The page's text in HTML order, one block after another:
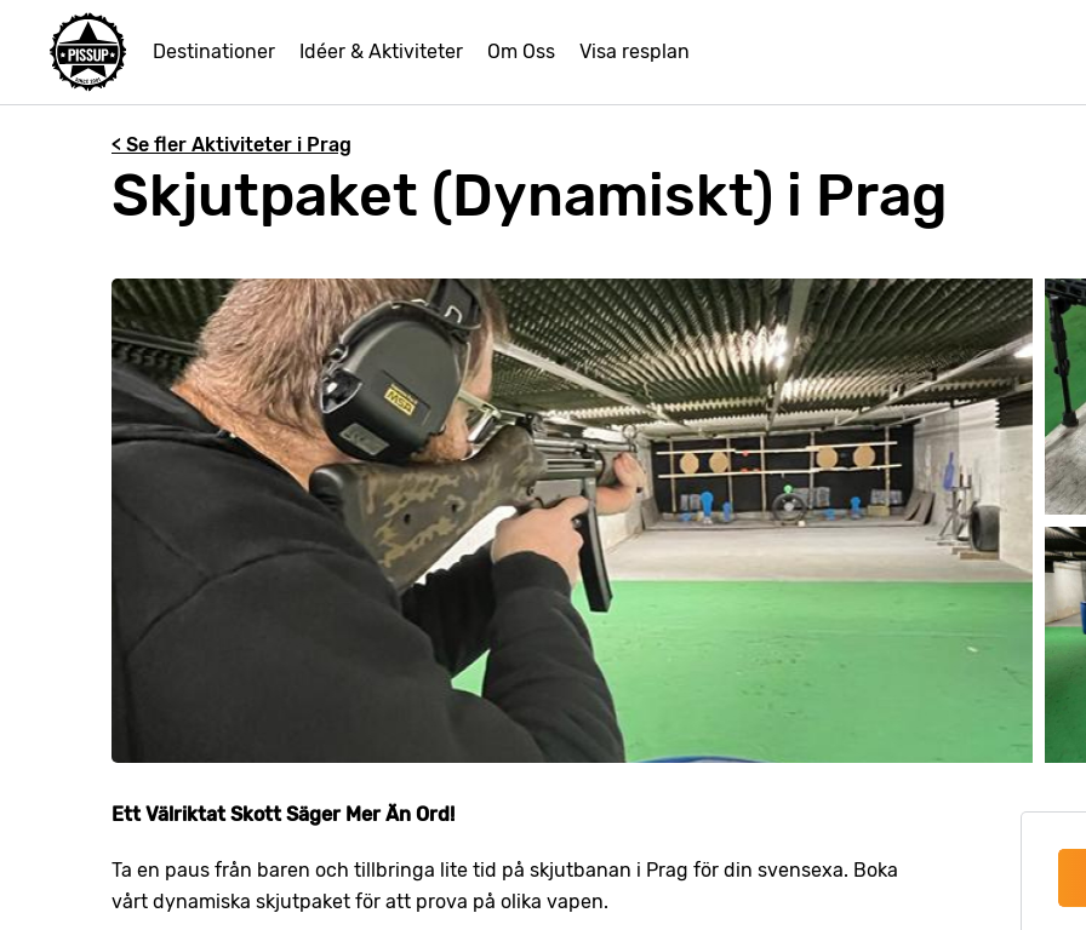
Destinationer Idéer & Aktiviteter Om Oss Visa resplan
< Se fler Aktiviteter i Prag
Skjutpaket (Dynamiskt) i Prag
Ett Välriktat Skott Säger Mer Än Ord!
Ta en paus från baren och tillbringa lite tid på skjutbanan i Prag för din svensexa. Boka
vårt dynamiska skjutpaket för att prova på olika vapen.